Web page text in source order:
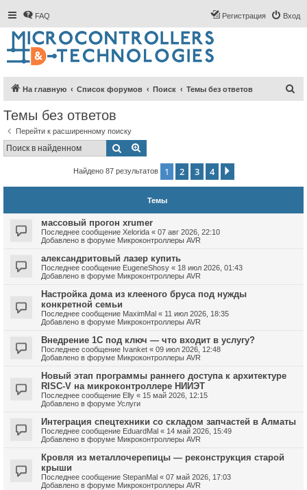
FAQ Вход
Регистрация
На главную Список форумов Поиск Темы без ответов
Темы без ответов
Перейти к расширенному поиску
Поиск
Найдено 87 результатов 1 2 3 4
Темы
массовый прогон xrumer
Последнее сообщение Xelorida « 07 авг 2026, 22:10
Добавлено в форуме Микроконтроллеры AVR
александритовый лазер купить
Последнее сообщение EugeneShosy « 18 июл 2026, 01:43
Добавлено в форуме Микроконтроллеры AVR
Настройка дома из клееного бруса под нужды
конкретной семьи
Последнее сообщение MaximMal « 11 июл 2026, 18:35
Добавлено в форуме Микроконтроллеры AVR
Внедрение 1С под ключ — что входит в услугу?
Последнее сообщение Ivanket « 09 июл 2026, 12:48
Добавлено в форуме Микроконтроллеры AVR
Новый этап программы раннего доступа к архитектуре
RISC-V на микроконтроллере НИИЭТ
Последнее сообщение Elly « 15 май 2026, 12:15
Добавлено в форуме Услуги
Интеграция спецтехники со складом запчастей в Алматы
Последнее сообщение EduardMal « 14 май 2026, 15:49
Добавлено в форуме Микроконтроллеры AVR
Кровля из металлочерепицы — реконструкция старой
крыши
Последнее сообщение StepanMal « 07 май 2026, 17:03
Добавлено в форуме Микроконтроллеры AVR